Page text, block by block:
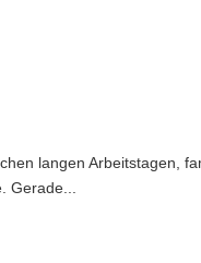
langen Arbeitstagen,
Gerade...